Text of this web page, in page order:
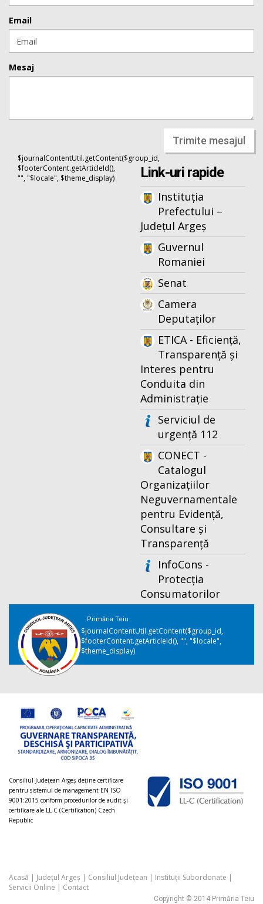
Email
Mesaj
Trimite mesajul
$journalContentUtil.getContent($group_id,
$footerContent.getArticleId(),
"", "$locale", $theme_display)
Link-uri rapide
Instituția
Prefectului –
Județul Argeș
Guvernul
Romaniei
Senat
Camera
Deputaților
ETICA - Eficiență,
Transparență și
Interes pentru
Conduita din
Administrație
Serviciul de
urgență 112
CONECT -
Catalogul
Organizațiilor
Neguvernamentale
pentru Evidență,
Consultare și
Transparență
InfoCons -
Protecția
Consumatorilor
Primăria Teiu
$journalContentUtil.getContent($group_id,
$footerContent.getArticleId(), "", "$locale",
$theme_display)
Consiliul Judeţean Argeș deţine certificare
pentru sistemul de management EN ISO
9001:2015 conform procedurilor de audit şi
certificare ale LL-C (Certification) Czech
Republic
Acasă | Județul Argeș | Consiliul Județean | Instituții Subordonate |
Servicii Online | Contact
Copyright © 2014 Primăria Teiu